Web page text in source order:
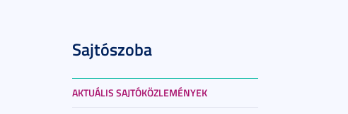
Sajtószoba
AKTUÁLIS SAJTÓKÖZLEMÉNYEK